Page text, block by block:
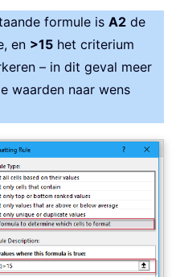
formule is A2 de
en >15 het criterium
– in dit geval meer
waarden naar wens